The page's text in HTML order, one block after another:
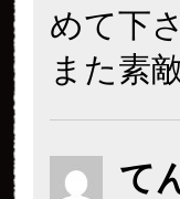
めて下
また素
て